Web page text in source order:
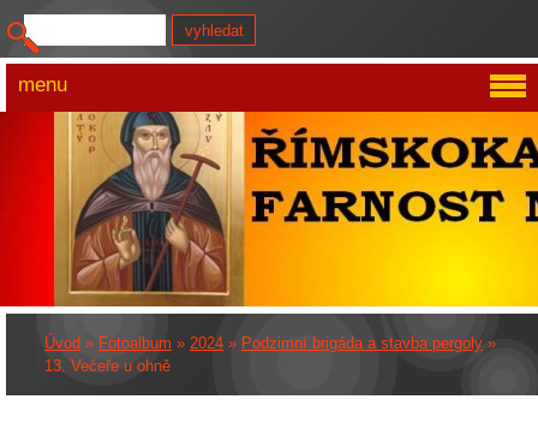
Úvod » Fotoalbum » 2024 » Podzimní brigáda a stavba pergoly »
13. Večeře u ohně
menu